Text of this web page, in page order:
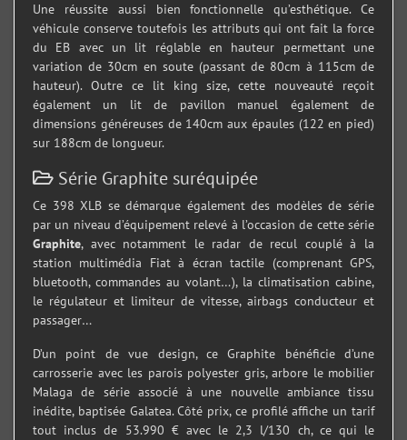
Une réussite aussi bien fonctionnelle qu’esthétique. Ce
véhicule conserve toutefois les attributs qui ont fait la force
du EB avec un lit réglable en hauteur permettant une
variation de 30cm en soute (passant de 80cm à 115cm de
hauteur). Outre ce lit king size, cette nouveauté reçoit
également un lit de pavillon manuel également de
dimensions généreuses de 140cm aux épaules (122 en pied)
sur 188cm de longueur.
Série Graphite suréquipée
Ce 398 XLB se démarque également des modèles de série
par un niveau d’équipement relevé à l’occasion de cette série
Graphite, avec notamment le radar de recul couplé à la
station multimédia Fiat à écran tactile (comprenant GPS,
bluetooth, commandes au volant…), la climatisation cabine,
le régulateur et limiteur de vitesse, airbags conducteur et
passager…
D’un point de vue design, ce Graphite bénéficie d’une
carrosserie avec les parois polyester gris, arbore le mobilier
Malaga de série associé à une nouvelle ambiance tissu
inédite, baptisée Galatea. Côté prix, ce profilé affiche un tarif
tout inclus de 53.990 € avec le 2,3 l/130 ch, ce qui le